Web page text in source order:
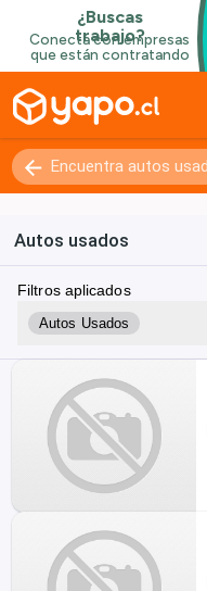
Autos usados
Filtros aplicados
Autos Usados